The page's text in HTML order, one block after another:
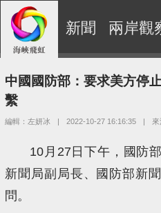
新聞 兩岸觀
中國國防部：要求美方停
繫
編輯：左妍冰 | 2022-10-27 16:16:35 |
10月27日下午，國防
新聞局副局長、國防部新
問。